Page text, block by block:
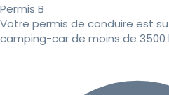
Permis B
Votre permis de conduire est
camping-car de moins de 3500